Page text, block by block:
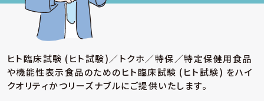
ヒト臨床試験 (ヒト試験)／トクホ／特保／特定保健用食品
や機能性表示食品のためのヒト臨床試験 (ヒト試験) をハイ
クオリティかつリーズナブルにご提供いたします。